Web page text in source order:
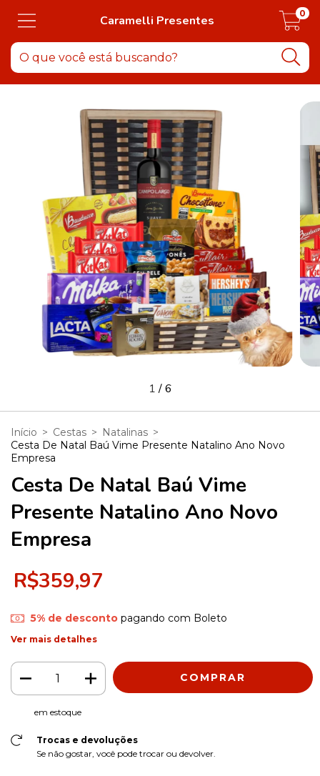
Caramelli Presentes 0
1/6
Início > Cestas > Natalinas >
Cesta De Natal Baú Vime Presente Natalino Ano Novo
Empresa
Cesta De Natal Baú Vime
Presente Natalino Ano Novo
Empresa
R$359,97
5% de descontopagando com Boleto
Ver mais detalhes
em estoque
Trocas e devoluções
Se não gostar, você pode trocar ou devolver.